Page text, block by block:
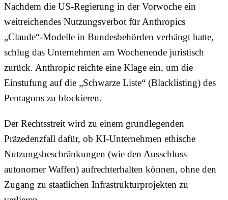
Nachdem die US-Regierung in der Vorwoche ein
weitreichendes Nutzungsverbot für Anthropics
„Claude“-Modelle in Bundesbehörden verhängt hatte,
schlug das Unternehmen am Wochenende juristisch
zurück. Anthropic reichte eine Klage ein, um die
Einstufung auf die „Schwarze Liste“ (Blacklisting) des
Pentagons zu blockieren.
Der Rechtsstreit wird zu einem grundlegenden
Präzedenzfall dafür, ob KI-Unternehmen ethische
Nutzungsbeschränkungen (wie den Ausschluss
autonomer Waffen) aufrechterhalten können, ohne den
Zugang zu staatlichen Infrastrukturprojekten zu